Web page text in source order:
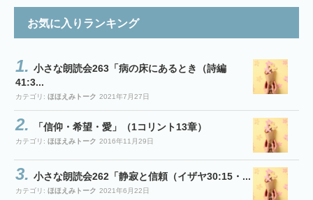
お気に入りランキング
小さな朗読会263「病の床にあるとき（詩編
41:3...
カテゴリ: ほほえみトーク 2021年7月27日
「信仰・希望・愛」（1コリント13章）
カテゴリ: ほほえみトーク 2016年11月29日
小さな朗読会262「静寂と信頼（イザヤ30:15・...
カテゴリ: ほほえみトーク 2021年6月22日